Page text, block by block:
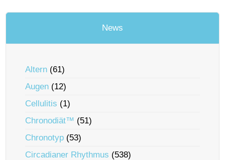
News
Altern (61)
Augen (12)
Cellulitis (1)
Chronodiät™ (51)
Chronotyp (53)
Circadianer Rhythmus (538)